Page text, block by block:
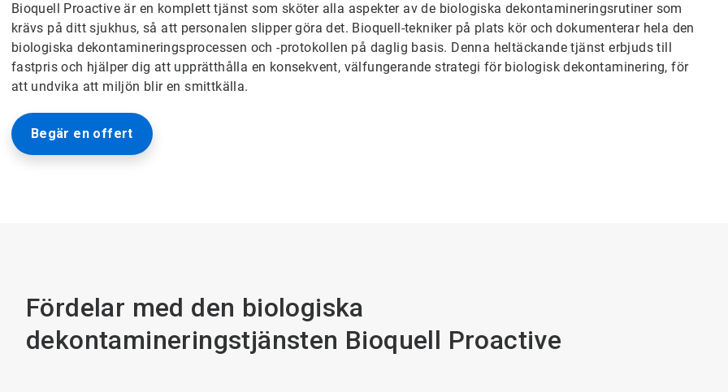
Bioquell Proactive är en komplett tjänst som sköter alla aspekter av de biologiska dekontamineringsrutiner som
krävs på ditt sjukhus, så att personalen slipper göra det. Bioquell-tekniker på plats kör och dokumenterar hela den
biologiska dekontamineringsprocessen och -protokollen på daglig basis. Denna heltäckande tjänst erbjuds till
fastpris och hjälper dig att upprätthålla en konsekvent, välfungerande strategi för biologisk dekontaminering, för
att undvika att miljön blir en smittkälla.
Begär en offert
Fördelar med den biologiska
dekontamineringstjänsten Bioquell Proactive